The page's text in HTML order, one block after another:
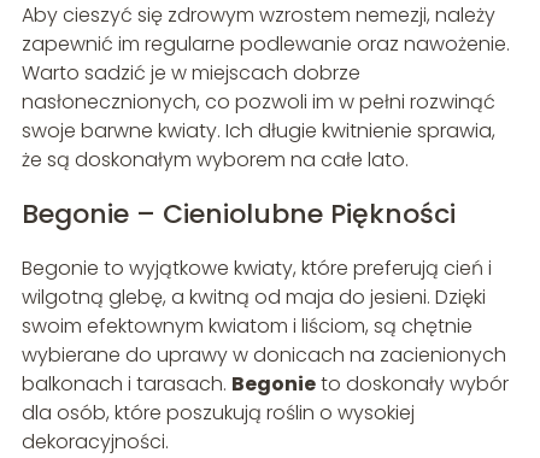
Aby cieszyć się zdrowym wzrostem nemezji, należy
zapewnić im regularne podlewanie oraz nawożenie.
Warto sadzić je w miejscach dobrze
nasłonecznionych, co pozwoli im w pełni rozwinąć
swoje barwne kwiaty. Ich długie kwitnienie sprawia,
że są doskonałym wyborem na całe lato.
Begonie – Cieniolubne Piękności
Begonie to wyjątkowe kwiaty, które preferują cień i
wilgotną glebę, a kwitną od maja do jesieni. Dzięki
swoim efektownym kwiatom i liściom, są chętnie
wybierane do uprawy w donicach na zacienionych
balkonach i tarasach. Begonieto doskonały wybór
dla osób, które poszukują roślin o wysokiej
dekoracyjności.